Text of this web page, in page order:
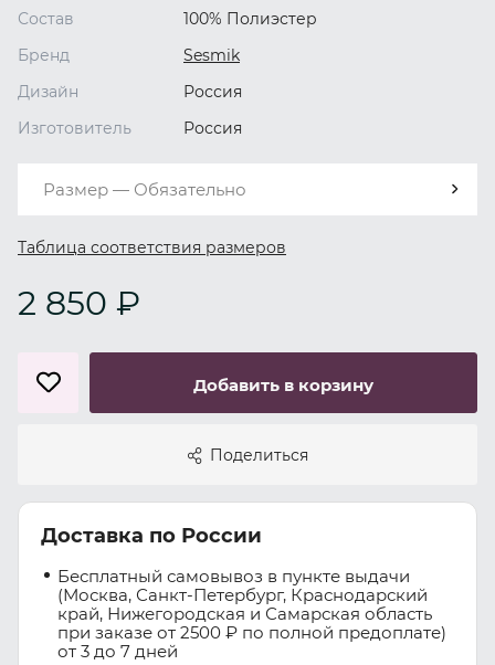
Состав
100% Полиэстер
Бренд
Sesmik
Дизайн
Россия
Изготовитель
Россия
Размер — Обязательно
Таблица соответствия размеров
2 850 ₽
Добавить в корзину
Поделиться
Доставка по России
Бесплатный самовывоз в пункте выдачи
(Москва, Санкт-Петербург, Краснодарский
край, Нижегородская и Самарская область
при заказе от 2500 ₽ по полной предоплате)
от 3 до 7 дней